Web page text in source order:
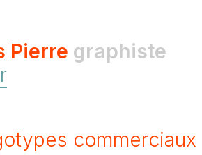
Pierre graphiste
commerciaux